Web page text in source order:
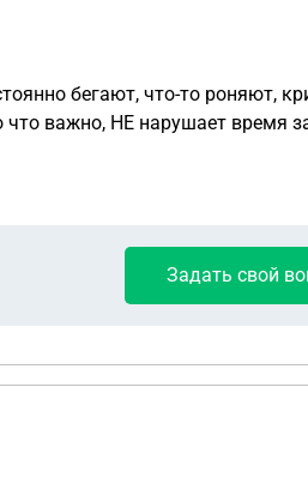
что важно, НЕ нарушает время
Задать свой